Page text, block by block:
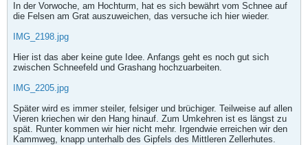
In der Vorwoche, am Hochturm, hat es sich bewährt vom Schnee auf
die Felsen am Grat auszuweichen, das versuche ich hier wieder.
IMG_2198.jpg
Hier ist das aber keine gute Idee. Anfangs geht es noch gut sich
zwischen Schneefeld und Grashang hochzuarbeiten.
IMG_2205.jpg
Später wird es immer steiler, felsiger und brüchiger. Teilweise auf allen
Vieren kriechen wir den Hang hinauf. Zum Umkehren ist es längst zu
spät. Runter kommen wir hier nicht mehr. Irgendwie erreichen wir den
Kammweg, knapp unterhalb des Gipfels des Mittleren Zellerhutes.